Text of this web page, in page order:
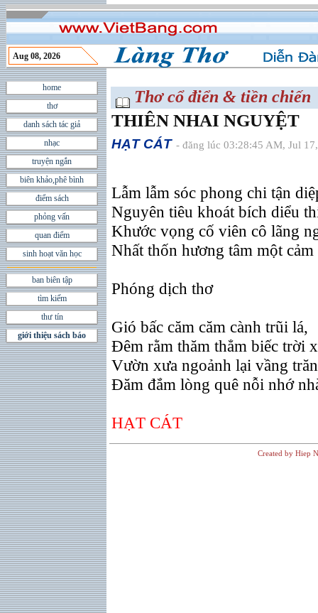
Aug 08, 2026
home
thơ
danh sách tác giả
nhạc
truyện ngắn
biên khảo,phê bình
điểm sách
phỏng vấn
quan điểm
sinh hoạt văn học
ban biên tập
tìm kiếm
thư tín
giới thiệu sách báo
Thơ cổ điển & tiền chiến
THIÊN NHAI NGUYỆT
HẠT CÁT - đăng lúc 03:28:45 AM, Jul
Lẫm lẫm sóc phong chi tận
Nguyên tiêu khoát bích diểu
Khước vọng cố viên cô lãng
Nhất thốn hương tâm một cảm
Phóng dịch thơ
Gió bấc căm căm cành trũi lá,
Ðêm rằm thăm thẳm biếc trời
Vườn xưa ngoảnh lại vầng
Ðăm đắm lòng quê nỗi nhớ
HẠT CÁT
Created by Hiep